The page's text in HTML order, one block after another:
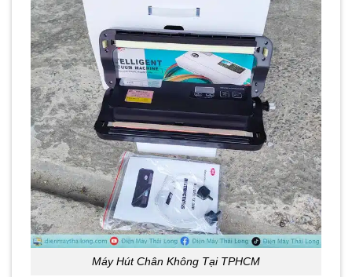
Máy Hút Chân Không Tại TPHCM